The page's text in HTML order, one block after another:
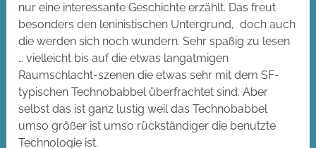
nur eine interessante Geschichte erzählt. Das freut
besonders den leninistischen Untergrund, doch auch
die werden sich noch wundern. Sehr spaßig zu lesen
… vielleicht bis auf die etwas langatmigen
Raumschlacht-szenen die etwas sehr mit dem SF-
typischen Technobabbel überfrachtet sind. Aber
selbst das ist ganz lustig weil das Technobabbel
umso größer ist umso rückständiger die benutzte
Technologie ist.